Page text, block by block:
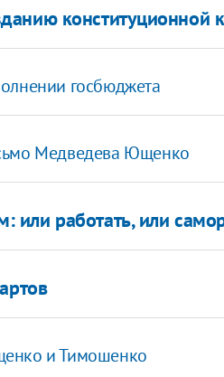
конституционной
госбюджета
Медведева Ющенко
работать, или
и Тимошенко